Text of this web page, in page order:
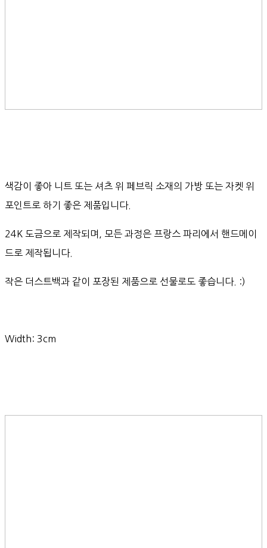
색감이 좋아 니트 또는 셔츠 위 페브릭 소재의 가방 또는 자켓 위
포인트로 하기 좋은 제품입니다.
24K 도금으로 제작되며, 모든 과정은 프랑스 파리에서 핸드메이
드로 제작됩니다.
작은 더스트백과 같이 포장된 제품으로 선물로도 좋습니다. :)
Width: 3cm